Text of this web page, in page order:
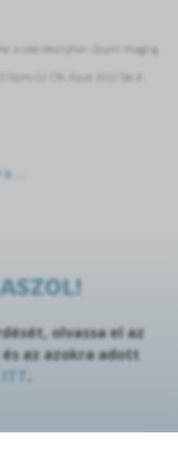
a case description. Quant Imaging
qims-22-736. Epub 2022 Dec 8.
olvassa el az
az azokra adott